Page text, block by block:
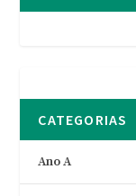
CATEGORIAS
Ano A